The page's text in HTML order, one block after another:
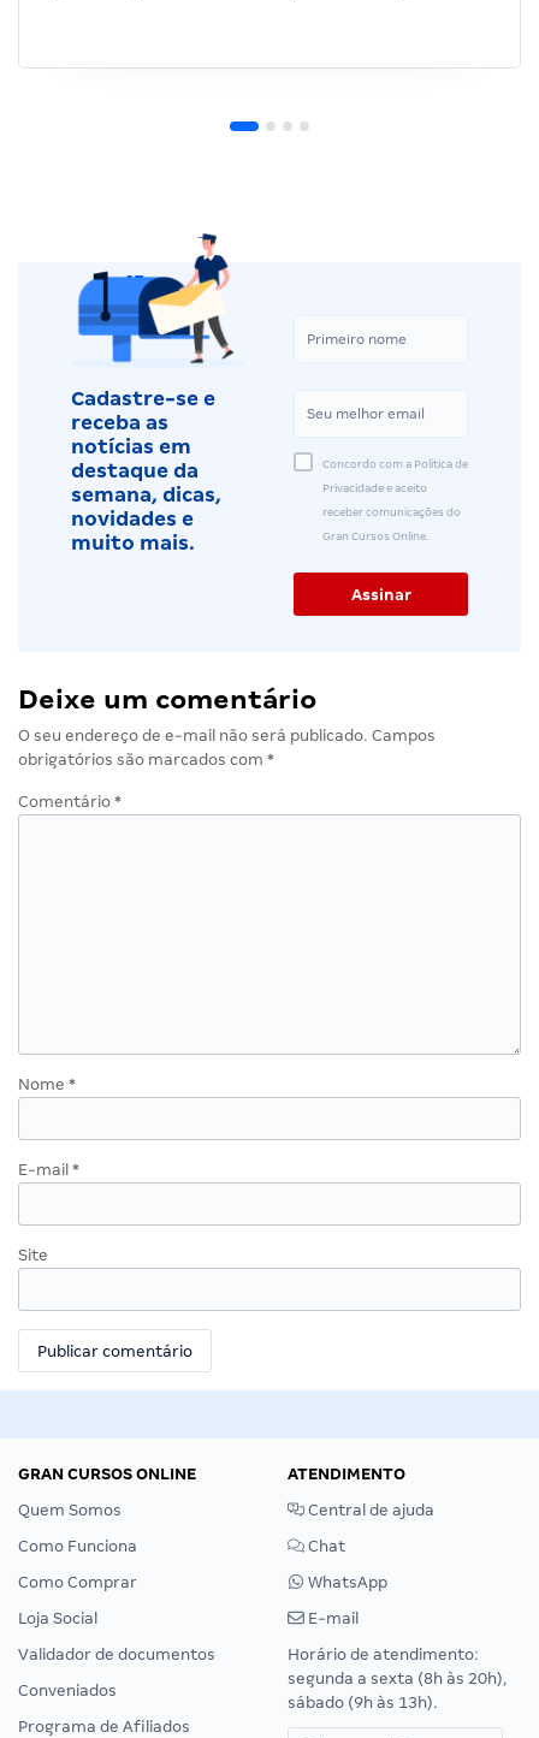
Cadastre-se e
receba as
notícias em
destaque da
semana, dicas,
novidades e
muito mais.
Concordo com a Política de
Privacidade e aceito
receber comunicações do
Gran Cursos Online.
Deixe um comentário
O seu endereço de e-mail não será publicado. Campos
obrigatórios são marcados com *
Comentário *
Nome *
E-mail *
Site
GRAN CURSOS ONLINE
Quem Somos
Como Funciona
Como Comprar
Loja Social
Validador de documentos
Conveniados
Programa de Afiliados
ATENDIMENTO
Central de ajuda
Chat
WhatsApp
E-mail
Horário de atendimento:
segunda a sexta (8h às 20h),
sábado (9h às 13h).